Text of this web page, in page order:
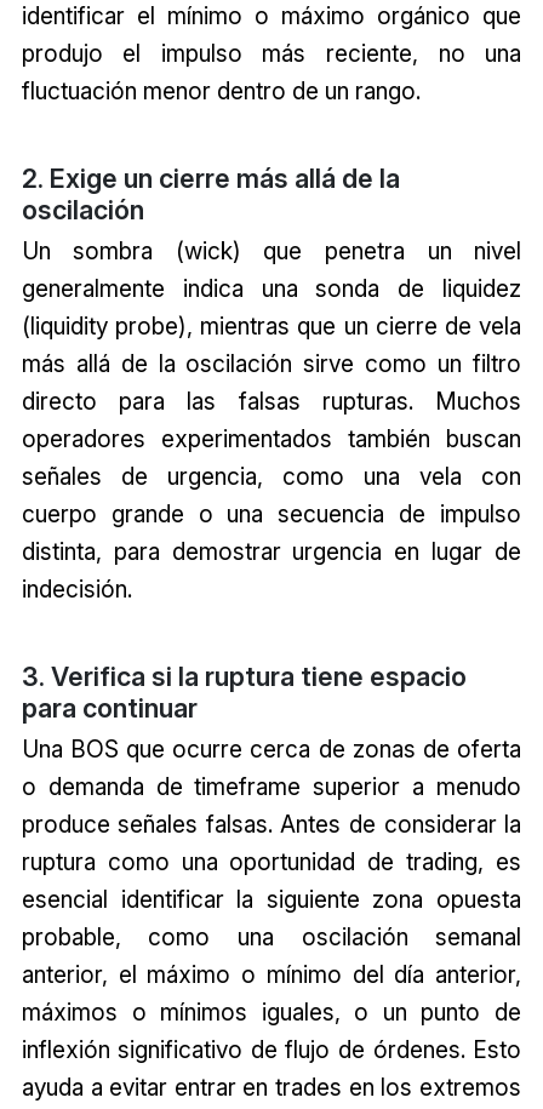
identificar el mínimo o máximo orgánico que
produjo el impulso más reciente, no una
fluctuación menor dentro de un rango.
2. Exige un cierre más allá de la
oscilación
Un sombra (wick) que penetra un nivel
generalmente indica una sonda de liquidez
(liquidity probe), mientras que un cierre de vela
más allá de la oscilación sirve como un filtro
directo para las falsas rupturas. Muchos
operadores experimentados también buscan
señales de urgencia, como una vela con
cuerpo grande o una secuencia de impulso
distinta, para demostrar urgencia en lugar de
indecisión.
3. Verifica si la ruptura tiene espacio
para continuar
Una BOS que ocurre cerca de zonas de oferta
o demanda de timeframe superior a menudo
produce señales falsas. Antes de considerar la
ruptura como una oportunidad de trading, es
esencial identificar la siguiente zona opuesta
probable, como una oscilación semanal
anterior, el máximo o mínimo del día anterior,
máximos o mínimos iguales, o un punto de
inflexión significativo de flujo de órdenes. Esto
ayuda a evitar entrar en trades en los extremos